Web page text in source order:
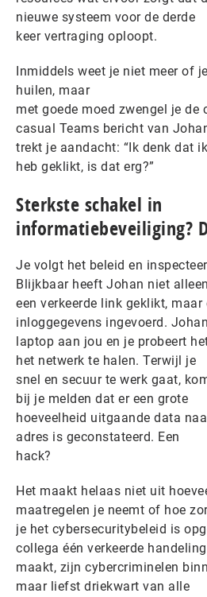
nieuwe systeem voor de derde
keer vertraging oploopt.
Inmiddels weet je niet meer of
huilen, maar
met goede moed zwengel je de
casual Teams bericht van
trekt je aandacht: “Ik denk dat
heb geklikt, is dat erg?”
Sterkste schakel in
informatiebeveiliging?
Je volgt het beleid en
Blijkbaar heeft Johan niet
een verkeerde link geklikt, maar
inloggegevens ingevoerd.
laptop aan jou en je probeert
het netwerk te halen. Terwijl je
snel en secuur te werk gaat,
bij je melden dat er een grote
hoeveelheid uitgaande data
adres is geconstateerd. Een
hack?
Het maakt helaas niet uit
maatregelen je neemt of hoe
je het cybersecuritybeleid is
collega één verkeerde handeling
maakt, zijn cybercriminelen
maar liefst driekwart van alle